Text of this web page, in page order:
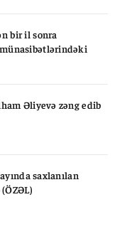
bir il sonra
Əliyevə zəng edib
saxlanılan